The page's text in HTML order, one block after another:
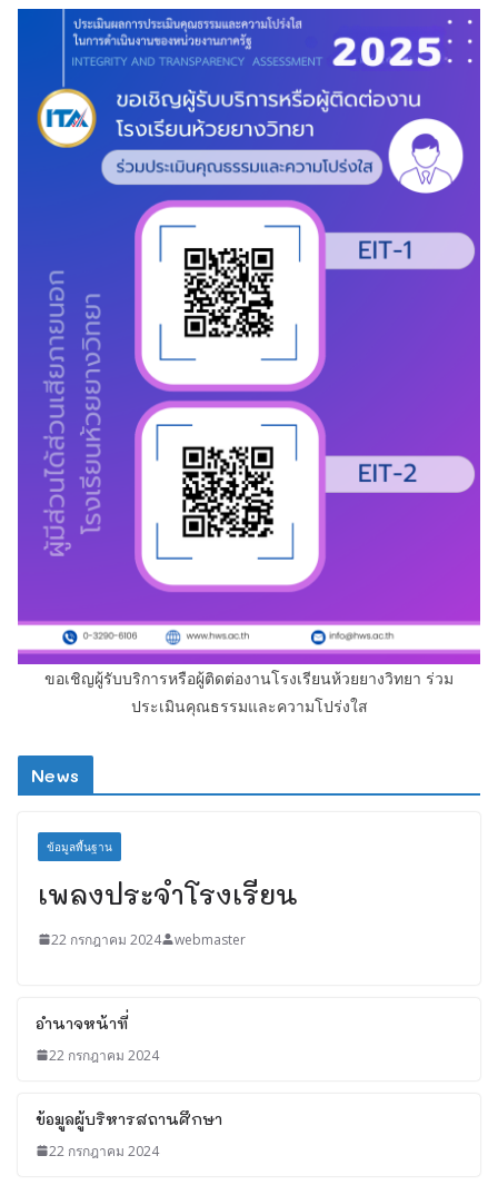
ขอเชิญผู้รับบริการหรือผู้ติดต่องานโรงเรียนห้วยยางวิทยา ร่วม
ประเมินคุณธรรมและความโปร่งใส
News
ข้อมูลพื้นฐาน
เพลงประจำโรงเรียน
22 กรกฎาคม 2024 webmaster
อำนาจหน้าที่
22 กรกฎาคม 2024
ข้อมูลผู้บริหารสถานศึกษา
22 กรกฎาคม 2024